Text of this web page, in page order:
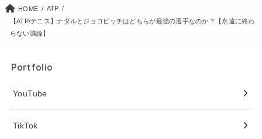
HOME
ATP
【ATP/テニス】ナダルとジョコビッチはどちらが最強の選手なのか？【永遠に終わ
らない議論】
Portfolio
YouTube
TikTok